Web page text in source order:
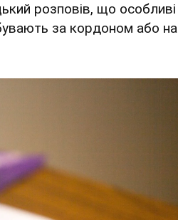
розповів, що особливі
за кордоном або на